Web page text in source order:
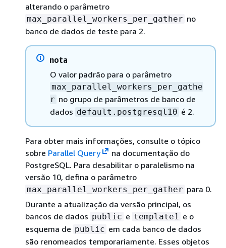
alterando o parâmetro
max_parallel_workers_per_gather no
banco de dados de teste para 2.
nota
O valor padrão para o parâmetro
max_parallel_workers_per_gathe
r no grupo de parâmetros de banco de
dados default.postgresql10 é 2.
Para obter mais informações, consulte o tópico
sobre Parallel Query
na documentação do
PostgreSQL. Para desabilitar o paralelismo na
versão 10, defina o parâmetro
max_parallel_workers_per_gather para 0.
Durante a atualização da versão principal, os
bancos de dados public e template1 e o
esquema de public em cada banco de dados
são renomeados temporariamente. Esses objetos